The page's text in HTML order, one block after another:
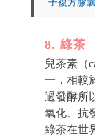
子複方膠
8. 綠茶
兒茶素（
一，相較
過發酵所
氧化、抗
綠茶在世